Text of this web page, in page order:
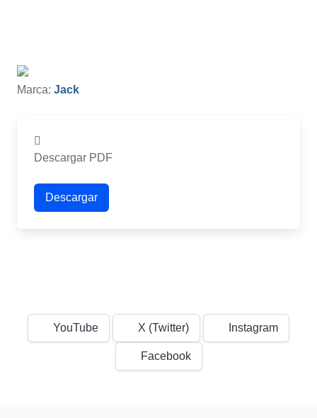
Marca: Jack
Descargar PDF
Descargar
YouTube X (Twitter) Instagram
Facebook